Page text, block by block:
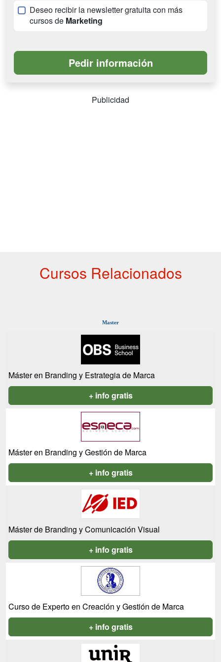
Deseo recibir la newsletter gratuita con más
cursos de Marketing
Publicidad
Cursos Relacionados
Master
Máster en Branding y Estrategia de Marca
+ info gratis
Máster en Branding y Gestión de Marca
+ info gratis
Máster de Branding y Comunicación Visual
+ info gratis
Curso de Experto en Creación y Gestión de Marca
+ info gratis